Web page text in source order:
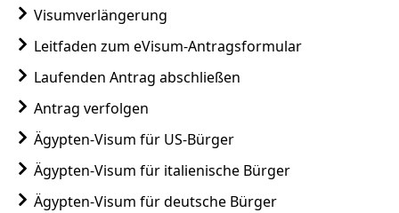
Visumverlängerung
Leitfaden zum eVisum-Antragsformular
Laufenden Antrag abschließen
Antrag verfolgen
Ägypten-Visum für US-Bürger
Ägypten-Visum für italienische Bürger
Ägypten-Visum für deutsche Bürger